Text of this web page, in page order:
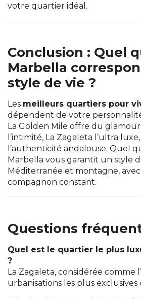
votre quartier idéal.
Conclusion : Quel
Marbella
style de vie ?
Les meilleurs quartiers pour
dépendent de votre
La Golden Mile offre du
l’intimité, La Zagaleta l’ultra
l’authenticité andalouse. Quel
Marbella vous garantit un style
Méditerranée et montagne,
compagnon constant.
Questions
Quel est le quartier le plus
?
La Zagaleta, considérée comme
urbanisations les plus exclusives